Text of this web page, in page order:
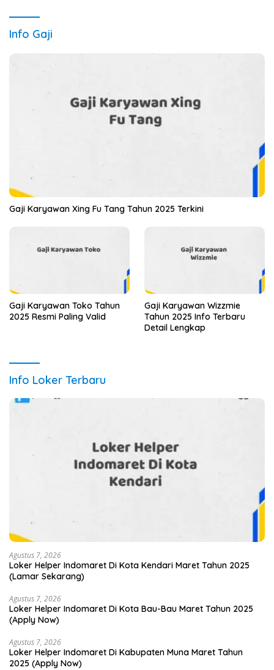
Info Gaji
Gaji Karyawan Xing Fu Tang Tahun 2025 Terkini
Gaji Karyawan Toko Tahun
2025 Resmi Paling Valid
Gaji Karyawan Wizzmie
Tahun 2025 Info Terbaru
Detail Lengkap
Info Loker Terbaru
Agustus 7, 2026
Loker Helper Indomaret Di Kota Kendari Maret Tahun 2025
(Lamar Sekarang)
Agustus 7, 2026
Loker Helper Indomaret Di Kota Bau-Bau Maret Tahun 2025
(Apply Now)
Agustus 7, 2026
Loker Helper Indomaret Di Kabupaten Muna Maret Tahun
2025 (Apply Now)